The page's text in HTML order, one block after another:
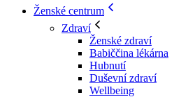
Ženské centrum
Zdraví
Ženské zdraví
Babiččina lékárna
Hubnutí
Duševní zdraví
Wellbeing